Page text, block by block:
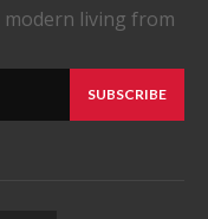
modern living from
SUBSCRIBE